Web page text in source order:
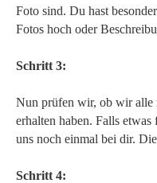
Foto sind. Du hast
Fotos hoch oder
Schritt 3:
Nun prüfen wir, ob wir alle
erhalten haben. Falls
uns noch einmal bei dir.
Schritt 4: